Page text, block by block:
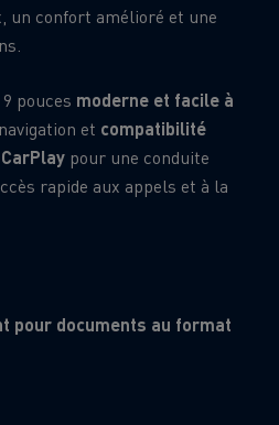
un confort amélioré et une
pouces moderne et facile à
et compatibilité
pour une conduite
rapide aux appels et à la
pour documents au format